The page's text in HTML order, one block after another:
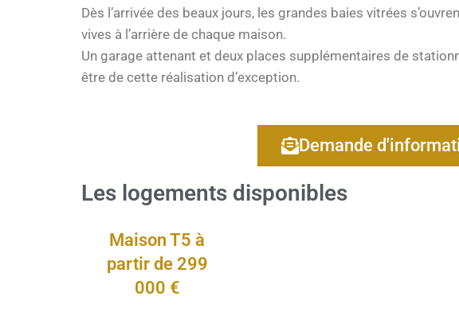
Dès l’arrivée des beaux jours, les grandes baies vitrées
vives à l’arrière de chaque maison.
Un garage attenant et deux places supplémentaires de
être de cette réalisation d’exception.
Demande
Les logements disponibles
Maison T5 à
partir de 299
000 €